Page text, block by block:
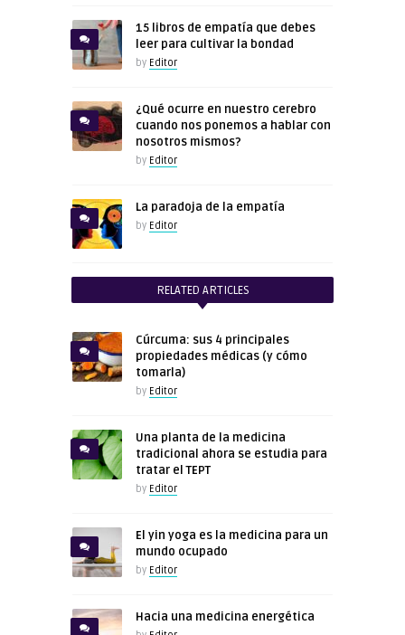
15 libros de empatía que debes
leer para cultivar la bondad
by Editor
¿Qué ocurre en nuestro cerebro
cuando nos ponemos a hablar con
nosotros mismos?
by Editor
La paradoja de la empatía
by Editor
RELATED ARTICLES
Cúrcuma: sus 4 principales
propiedades médicas (y cómo
tomarla)
by Editor
Una planta de la medicina
tradicional ahora se estudia para
tratar el TEPT
by Editor
El yin yoga es la medicina para un
mundo ocupado
by Editor
Hacia una medicina energética